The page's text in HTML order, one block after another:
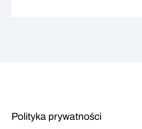
Polityka prywatności